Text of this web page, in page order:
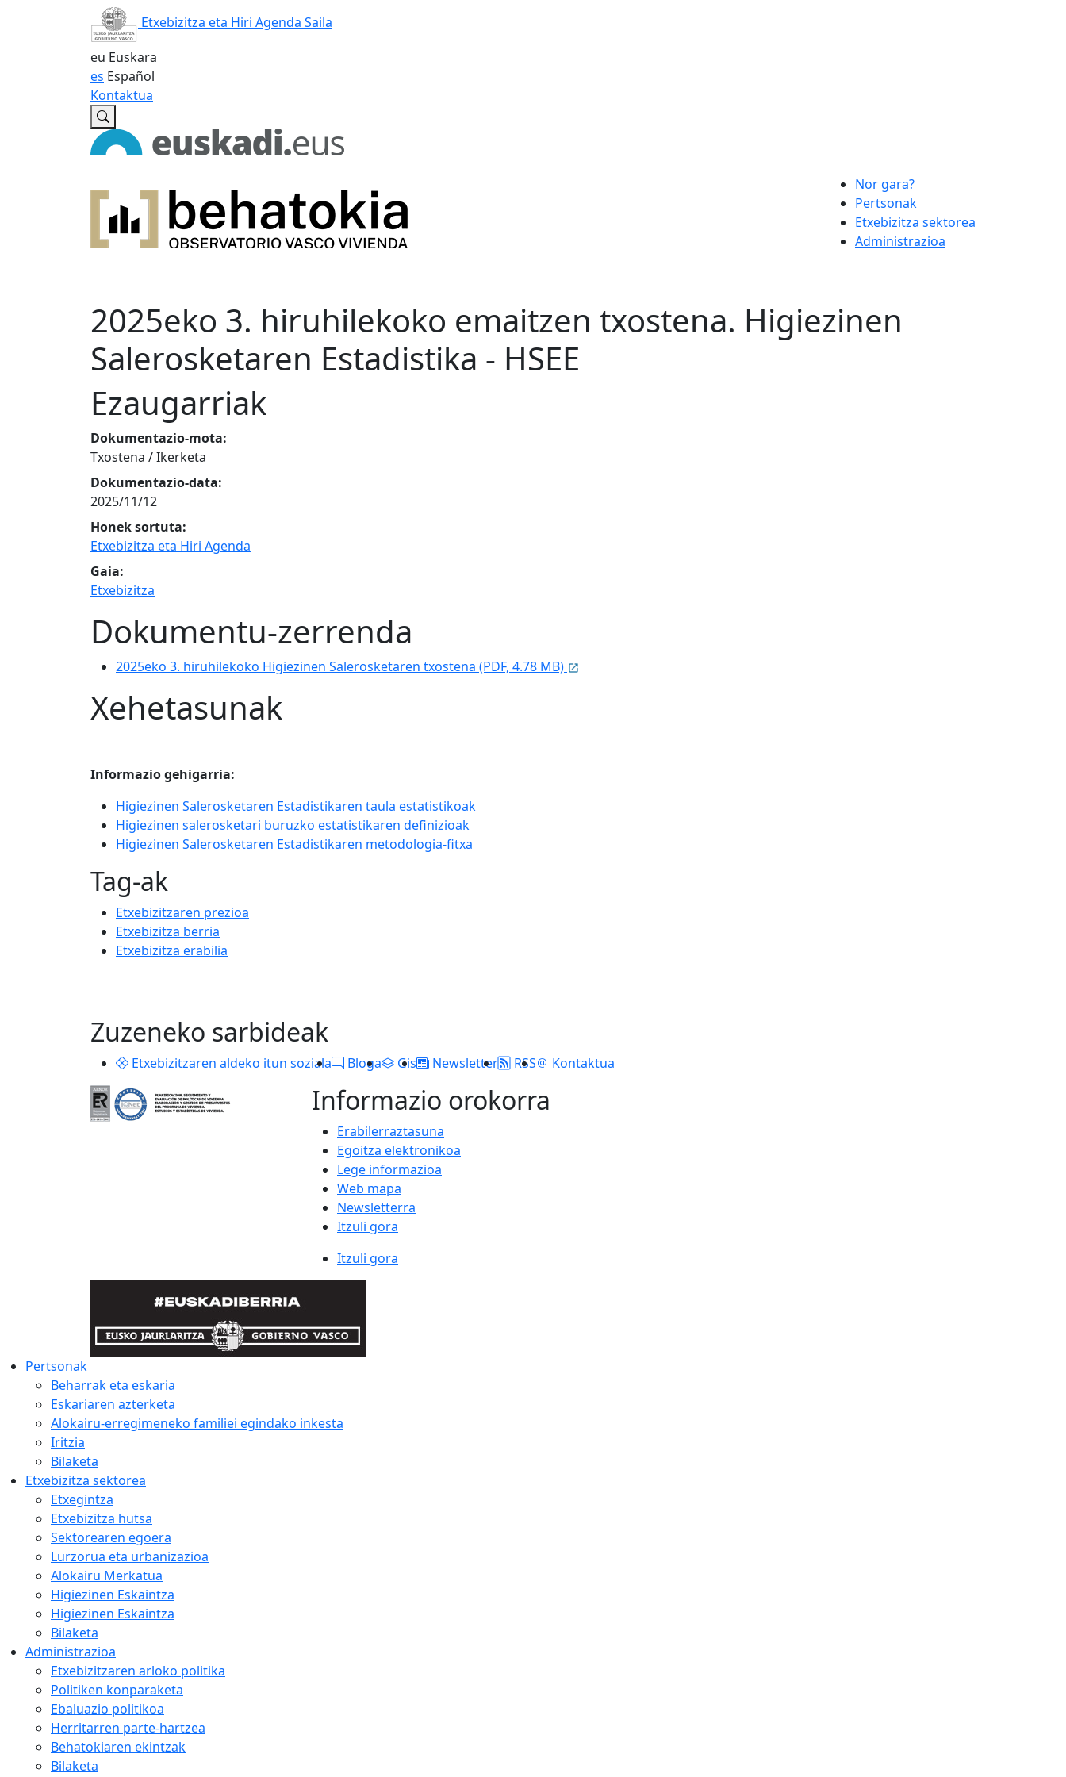
Etxebizitza eta Hiri Agenda Saila
eu Euskara
es Español
Kontaktua
Nor gara?
Pertsonak
Etxebizitza sektorea
Administrazioa
2025eko 3. hiruhilekoko emaitzen txostena. Higiezinen
Salerosketaren Estadistika - HSEE
Ezaugarriak
Dokumentazio-mota:
Txostena / Ikerketa
Dokumentazio-data:
2025/11/12
Honek sortuta:
Etxebizitza eta Hiri Agenda
Gaia:
Etxebizitza
Dokumentu-zerrenda
2025eko 3. hiruhilekoko Higiezinen Salerosketaren txostena (PDF, 4.78 MB)
Xehetasunak
Informazio gehigarria:
Higiezinen Salerosketaren Estadistikaren taula estatistikoak
Higiezinen salerosketari buruzko estatistikaren definizioak
Higiezinen Salerosketaren Estadistikaren metodologia-fitxa
Tag-ak
Etxebizitzaren prezioa
Etxebizitza berria
Etxebizitza erabilia
Zuzeneko sarbideak
Etxebizitzaren aldeko itun soziala Bloga Gis Newsletter RSS Kontaktua
Informazio orokorra
Erabilerraztasuna
Egoitza elektronikoa
Lege informazioa
Web mapa
Newsletterra
Itzuli gora
Itzuli gora
Pertsonak
Beharrak eta eskaria
Eskariaren azterketa
Alokairu-erregimeneko familiei egindako inkesta
Iritzia
Bilaketa
Etxebizitza sektorea
Etxegintza
Etxebizitza hutsa
Sektorearen egoera
Lurzorua eta urbanizazioa
Alokairu Merkatua
Higiezinen Eskaintza
Higiezinen Eskaintza
Bilaketa
Administrazioa
Etxebizitzaren arloko politika
Politiken konparaketa
Ebaluazio politikoa
Herritarren parte-hartzea
Behatokiaren ekintzak
Bilaketa